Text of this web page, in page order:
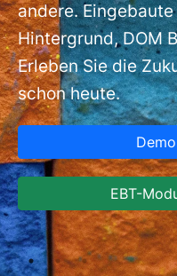
andere.
Hintergrund, DOM
Erleben Sie die
schon heute.
EBT-